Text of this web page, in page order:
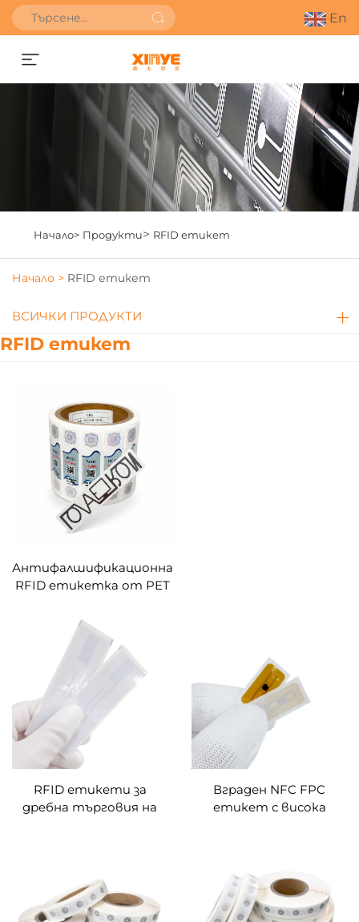
En
Получете оферта
Начало> Продукти> RFID етикет
Начало > RFID етикет
ВСИЧКИ ПРОДУКТИ
RFID етикет
Антифалшификационна
RFID етикетка от PET
подправяне, NXP UCODE
8 UHF, крехка RFID
етикетка, кодирана по
RFID етикети за
дребна търговия на
празен инлей, RFID
стикер за системи за
инвентаризация в
Вграден NFC FPC
етикет с висока